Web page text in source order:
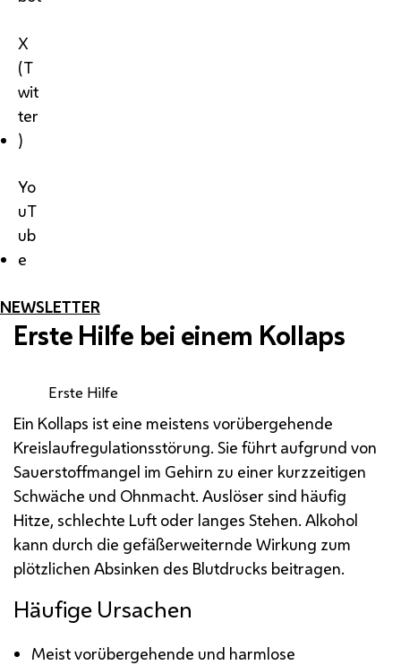
X
(T
wit
ter
)
Yo
uT
ub
e
NEWSLETTER
Erste Hilfe bei einem Kollaps
Erste Hilfe
Ein Kollaps ist eine meistens vorübergehende
Kreislaufregulationsstörung. Sie führt aufgrund von
Sauerstoffmangel im Gehirn zu einer kurzzeitigen
Schwäche und Ohnmacht. Auslöser sind häufig
Hitze, schlechte Luft oder langes Stehen. Alkohol
kann durch die gefäßerweiternde Wirkung zum
plötzlichen Absinken des Blutdrucks beitragen.
Häufige Ursachen
Meist vorübergehende und harmlose